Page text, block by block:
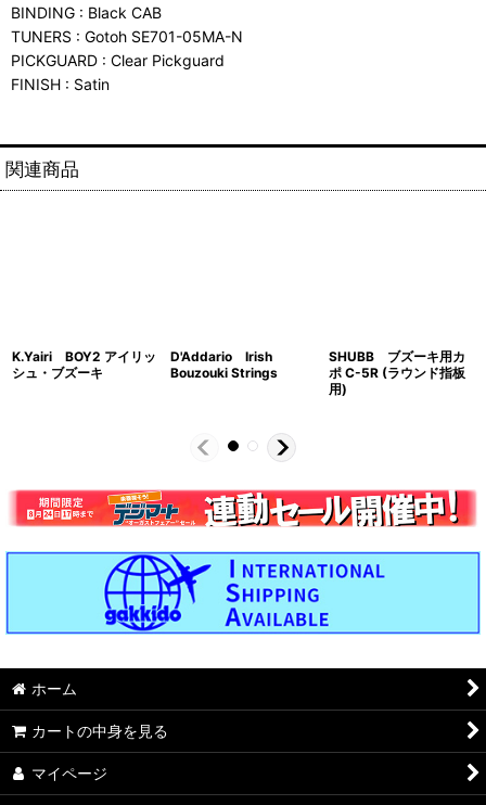
BINDING : Black CAB
TUNERS : Gotoh SE701-05MA-N
PICKGUARD : Clear Pickguard
FINISH : Satin
関連商品
K.Yairi BOY2 アイリッ
シュ・ブズーキ
D'Addario Irish
Bouzouki Strings
SHUBB ブズーキ用カ
ポ C-5R (ラウンド指板
用)
ホーム
カートの中身を見る
マイページ